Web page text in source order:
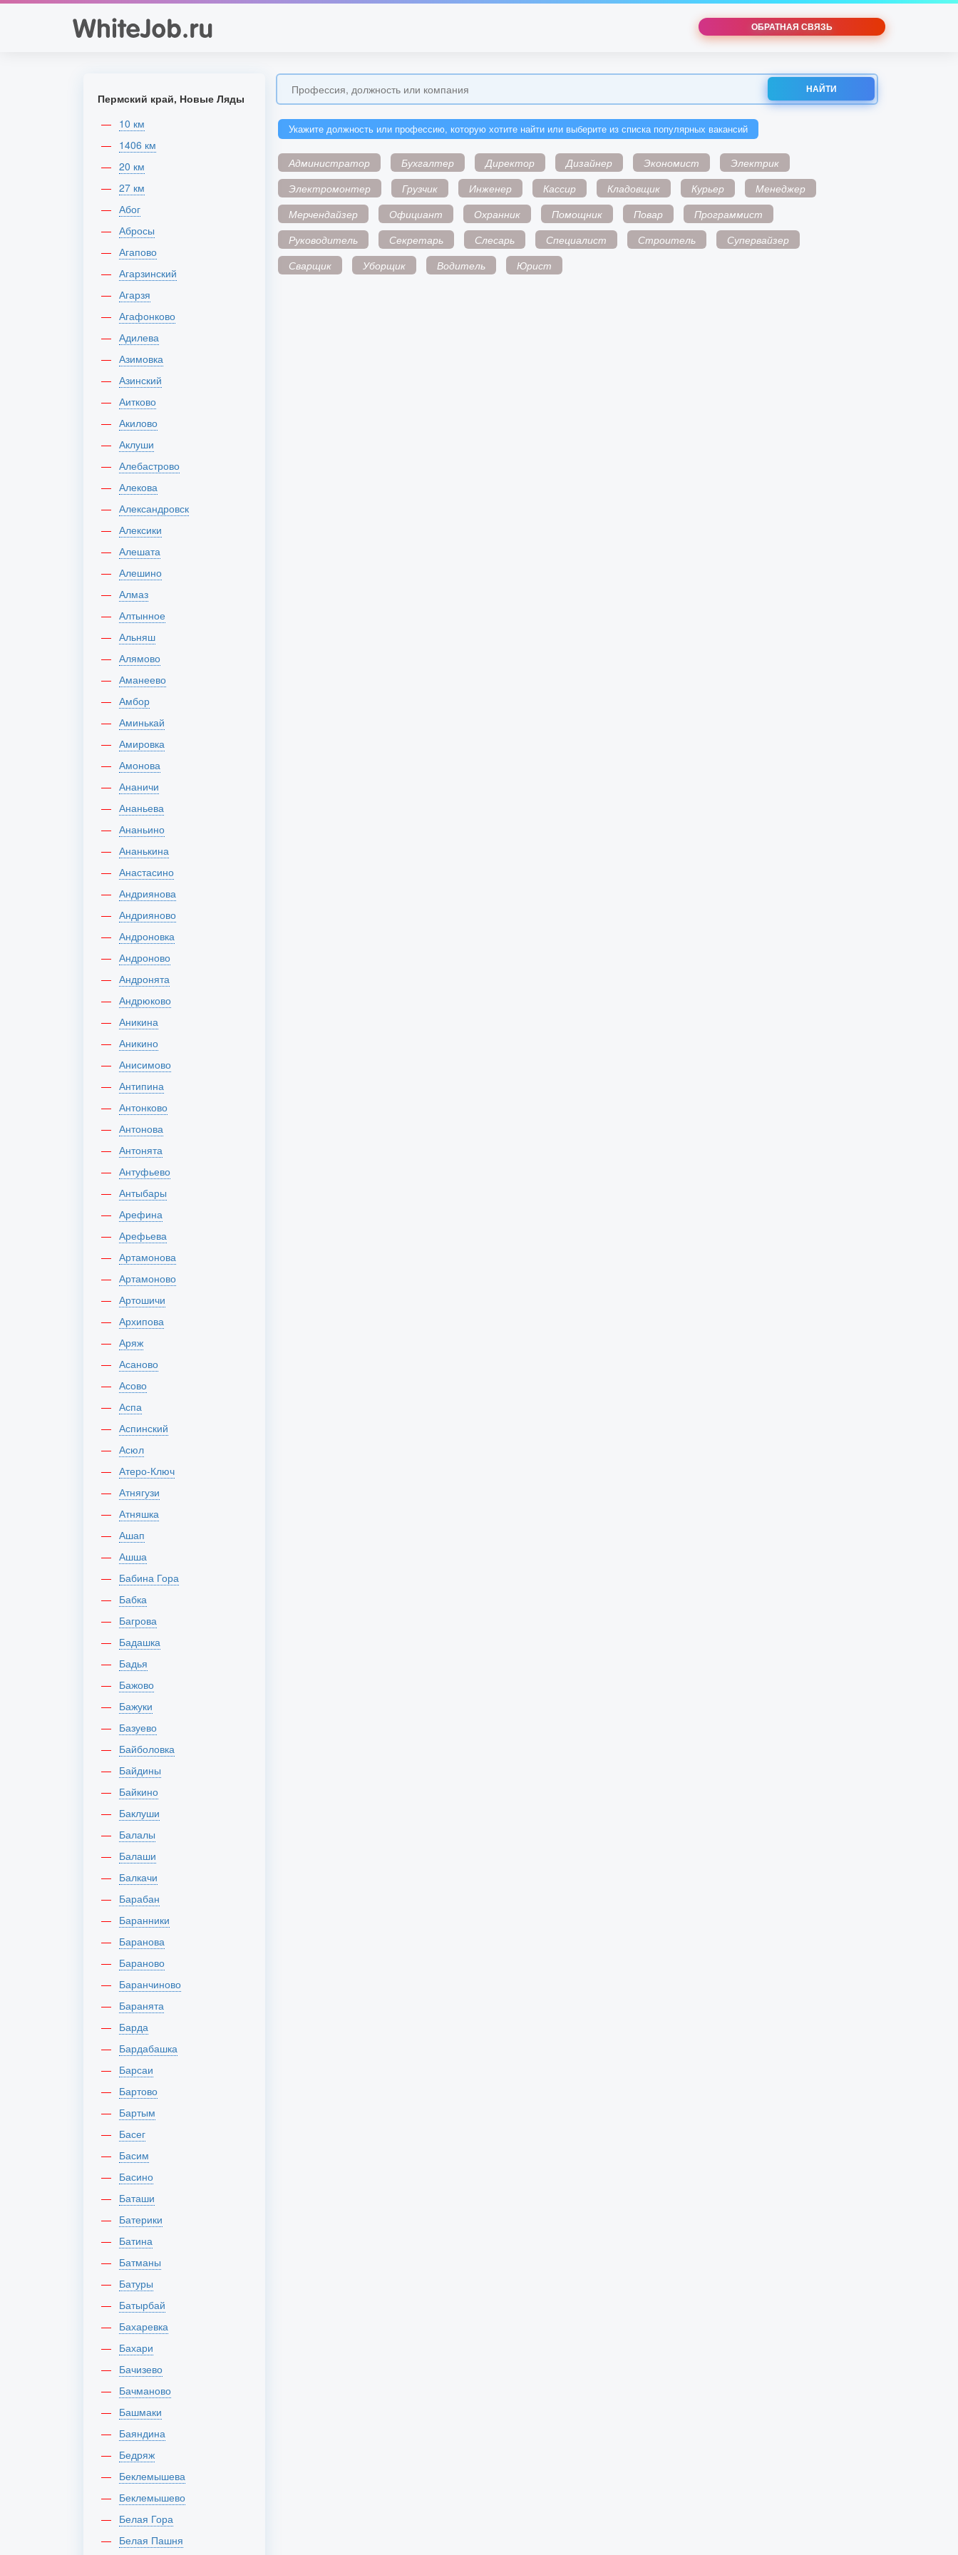
ОБРАТНАЯ СВЯЗЬ
НАЙТИ
Укажите должность или профессию, которую хотите найти или выберите из списка популярных вакансий
Администратор Бухгалтер Директор Дизайнер Экономист
Электрик
Электромонтер
Грузчик Инженер Кассир Кладовщик Курьер
Менеджер
Мерчендайзер
Официант Охранник Помощник Повар
Программист
Руководитель
Секретарь Слесарь Специалист Строитель
Супервайзер
Сварщик
Уборщик Водитель Юрист
Пермский край, Новые Ляды
10 км
1406 км
20 км
27 км
Абог
Абросы
Агапово
Агарзинский
Агарзя
Агафонково
Адилева
Азимовка
Азинский
Аитково
Акилово
Аклуши
Алебастрово
Алекова
Александровск
Алексики
Алешата
Алешино
Алмаз
Алтынное
Альняш
Алямово
Аманеево
Амбор
Аминькай
Амировка
Амонова
Ананичи
Ананьева
Ананьино
Ананькина
Анастасино
Андриянова
Андрияново
Андроновка
Андроново
Андронята
Андрюково
Аникина
Аникино
Анисимово
Антипина
Антонково
Антонова
Антонята
Антуфьево
Антыбары
Арефина
Арефьева
Артамонова
Артамоново
Артошичи
Архипова
Аряж
Асаново
Асово
Аспа
Аспинский
Асюл
Атеро-Ключ
Атнягузи
Атняшка
Ашап
Ашша
Бабина Гора
Бабка
Багрова
Бадашка
Бадья
Бажово
Бажуки
Базуево
Байболовка
Байдины
Байкино
Баклуши
Балалы
Балаши
Балкачи
Барабан
Баранники
Баранова
Бараново
Баранчиново
Баранята
Барда
Бардабашка
Барсаи
Бартово
Бартым
Басег
Басим
Басино
Баташи
Батерики
Батина
Батманы
Батуры
Батырбай
Бахаревка
Бахари
Бачизево
Бачманово
Башмаки
Баяндина
Бедряж
Беклемышева
Беклемышево
Белая Гора
Белая Пашня